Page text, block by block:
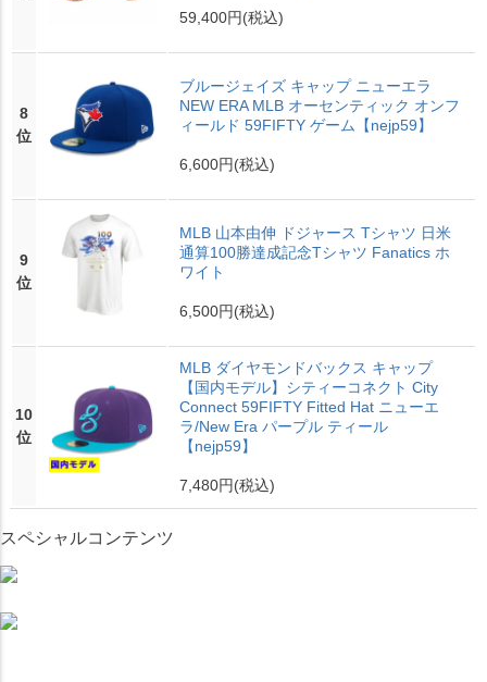
59,400円(税込)
8
位
ブルージェイズ キャップ ニューエラ
NEW ERA MLB オーセンティック オンフ
ィールド 59FIFTY ゲーム【nejp59】
6,600円(税込)
9
位
MLB 山本由伸 ドジャース Tシャツ 日米
通算100勝達成記念Tシャツ Fanatics ホ
ワイト
6,500円(税込)
10
位
MLB ダイヤモンドバックス キャップ
【国内モデル】シティーコネクト City
Connect 59FIFTY Fitted Hat ニューエ
ラ/New Era パープル ティール
【nejp59】
7,480円(税込)
スペシャルコンテンツ